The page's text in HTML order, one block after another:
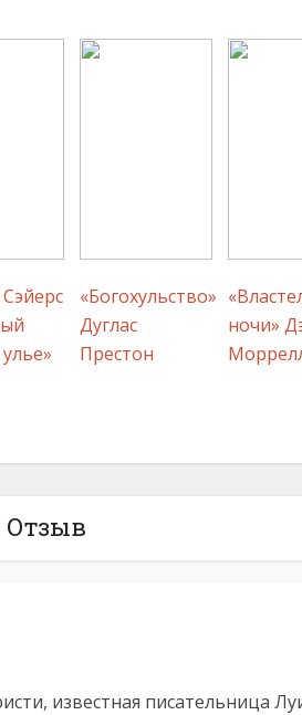
«Богохульство»
Дуглас
Престон
ночи»
Отзыв
известная писательница